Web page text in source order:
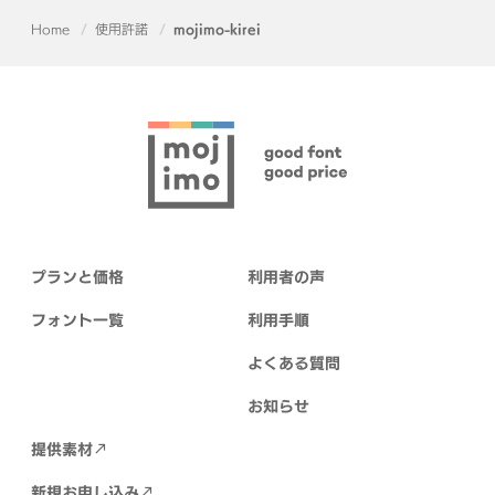
Home 使用許諾 mojimo-kirei
プランと価格
フォント一覧
利用者の声
利用手順
よくある質問
お知らせ
提供素材